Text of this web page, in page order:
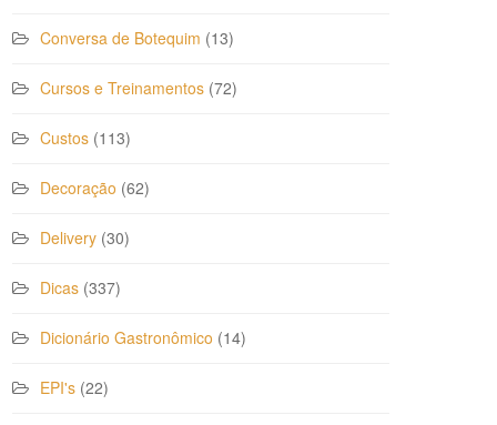
Conversa de Botequim (13)
Cursos e Treinamentos (72)
Custos (113)
Decoração (62)
Delivery (30)
Dicas (337)
Dicionário Gastronômico (14)
EPI's (22)